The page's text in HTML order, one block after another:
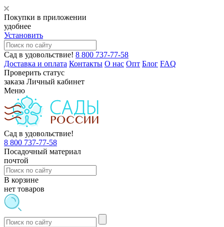
Покупки в приложении
удобнее
Установить
Сад в удовольствие! 8 800 737-77-58
Доставка и оплата Контакты О нас Опт Блог FAQ
Проверить статус
заказа Личный кабинет
Меню
Сад в удовольствие!
8 800 737-77-58
Посадочный материал
почтой
В корзине
нет товаров